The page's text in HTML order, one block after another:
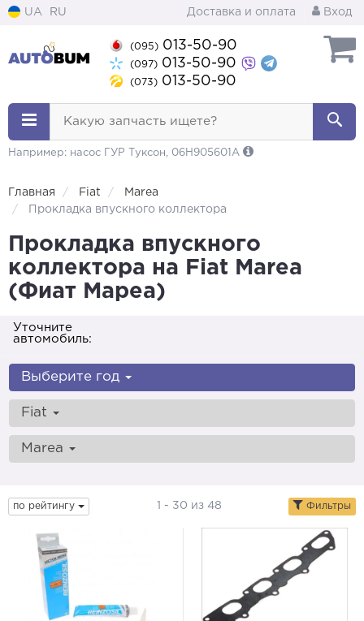
UA RU Доставка и оплата Вход
(095) 013-50-90
(097) 013-50-90
(073) 013-50-90
Какую запчасть ищете?
Например: насос ГУР Туксон, 06H905601A
Главная Fiat
Marea
Прокладка впускного коллектора
Прокладка впускного
коллектора на Fiat Marea
(Фиат Мареа)
Уточните
автомобиль:
Выберите год
Fiat
Marea
по рейтингу 1 - 30 из 48 Фильтры